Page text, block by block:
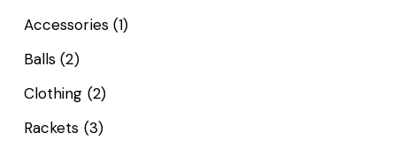
Accessories (1)
Balls (2)
Clothing (2)
Rackets (3)